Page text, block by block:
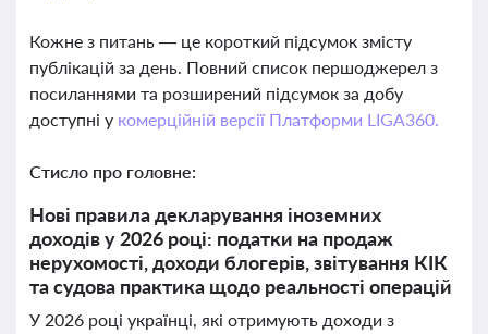
Кожне з питань — це короткий підсумок змісту
публікацій за день. Повний список першоджерел з
посиланнями та розширений підсумок за добу
доступні у комерційній версії Платформи LIGA360.
Стисло про головне:
Нові правила декларування іноземних
доходів у 2026 році: податки на продаж
нерухомості, доходи блогерів, звітування КІК
та судова практика щодо реальності операцій
У 2026 році українці, які отримують доходи з